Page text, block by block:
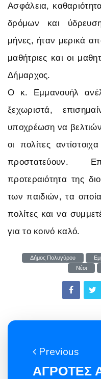
Ασφάλεια,
δρόμων και
μήνες, ήταν μερικά
μαθήτριες και οι
Δήμαρχος.
Ο κ. Εμμανουήλ
ξεχωριστά,
υποχρέωση να
οι πολίτες
προστατεύουν.
προτεραιότητα της
των παιδιών, τα
πολίτες και να
για το κοινό καλό.
Δήμος Πολυγύρου
Νέοι
Previous
ΑΓΡΟΤΕΣ